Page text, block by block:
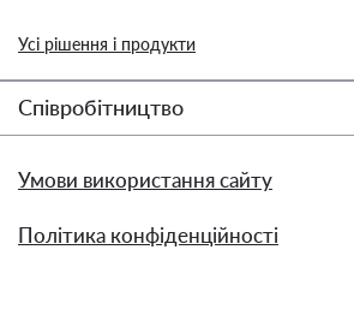
Усі рішення і продукти
Співробітництво
Умови використання сайту
Політика конфіденційності